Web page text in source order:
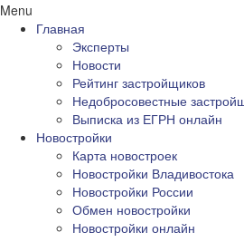
Menu
Главная
Эксперты
Новости
Рейтинг застройщиков
Недобросовестные
Выписка из ЕГРН онлайн
Новостройки
Карта новостроек
Новостройки Владивостока
Новостройки России
Обмен новостройки
Новостройки онлайн